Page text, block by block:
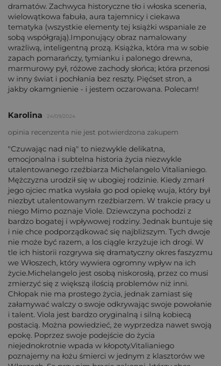
dramatów. Zachwyca historyczne tło i włoska sceneria,
wielowątkowa fabuła, aura tajemnicy i ciekawa
tematyka (wszystkie elementy tej książki wspaniale ze
sobą współgrają).Imponujący obraz namalowany
wrażliwą, inteligentną prozą. Książka, która ma w sobie
zapach pomarańczy, tymianku i palonego drewna,
marmurowy pył, różowe zachody słońca; która przenosi
w inny świat i pochłania bez reszty. Pięćset stron, a
jakby okamgnienie - i jestem oczarowana. Polecam!
Karolina 24/09/2024
opinia recenzenta nie jest potwierdzona zakupem
"Czuwając nad nią" to niezwykle delikatna,
emocjonalna i subtelna historia życia niezwykle
utalentowanego rzeźbiarza Michelangelo Vitalianiego.
Mężczyzna urodził się w ubogiej rodzinie. Kiedy zmarł
jego ojciec matka wysłała go pod opiekę wuja, który był
niezbyt utalentowanym rzeźbiarzem. W trakcie pracy u
niego Mimo poznaje Viole. Dziewczyna pochodzi z
bardzo bogatej i wpływowej rodziny. Jednak buntuje się
i nie chce podporządkować się najbliższym. Tych dwoje
nie może być razem, a los ciągle krzyżuje ich drogi. W
tle ich historii rozgrywa się dramatyczny okres faszyzmu
we Włoszech, który wywiera ogromny wpływ na ich
życie.Michelangelo jest osobą niskorosłą, przez co musi
zmierzyć się z większą ilością problemów niż inni.
Chłopak nie ma prostego życia, jednak zamiast się
załamywać walczy o swoje odkrywając swoje powołanie
i talent. Viola jest bardzo oryginalną i silną kobiecą
postacią. Można powiedzieć, że wyprzedza nawet swoją
epokę. Poprzez swoje podejście do życia
niejednokrotnie wpada w kłopoty.Vitalianiego
poznajemy na łożu śmierci w jednym z klasztorów we